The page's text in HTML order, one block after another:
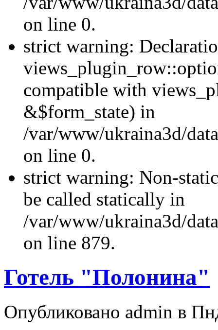
on line 0.
strict warning:
compatible with
&$form_state) in
/var/www/ukraina3d/
on line 0.
strict warning: Non-
be called statically in
/var/www/ukraina3d/
on line 879.
Готель "Полонина"
Опубликовано admin в